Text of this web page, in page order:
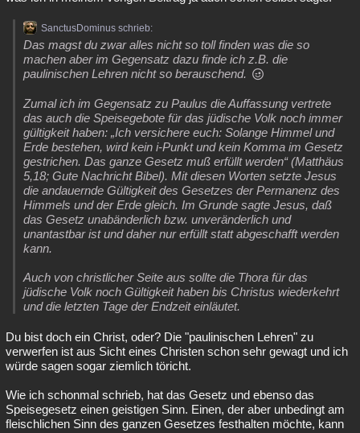
SanctusDominus schrieb:
Das magst du zwar alles nicht so toll finden was die so
machen aber im Gegensatz dazu finde ich z.B. die
paulinischen Lehren nicht so berauschend.
Zumal ich im Gegensatz zu Paulus die Auffassung vertrete
das auch die Speisegebote für das jüdische Volk noch immer
gültigkeit haben: „Ich versichere euch: Solange Himmel und
Erde bestehen, wird kein i-Punkt und kein Komma im Gesetz
gestrichen. Das ganze Gesetz muß erfüllt werden“ (Matthäus
5,18; Gute Nachricht Bibel). Mit diesen Worten setzte Jesus
die andauernde Gültigkeit des Gesetzes der Permanenz des
Himmels und der Erde gleich. Im Grunde sagte Jesus, daß
das Gesetz unabänderlich bzw. unveränderlich und
unantastbar ist und daher nur erfüllt statt abgeschafft werden
kann.
Auch von christlicher Seite aus sollte die Thora für das
jüdische Volk noch Gültigkeit haben bis Christus wiederkehrt
und die letzten Tage der Endzeit einläutet.
Du bist doch ein Christ, oder? Die "paulinischen Lehren" zu
verwerfen ist aus Sicht eines Christen schon sehr gewagt und ich
würde sagen sogar ziemlich töricht.
Wie ich schonmal schrieb, hat das Gesetz und ebenso das
Speisegesetz einen geistigen Sinn. Einen, der aber unbedingt am
fleischlichen Sinn des ganzen Gesetzes festhalten möchte, kann